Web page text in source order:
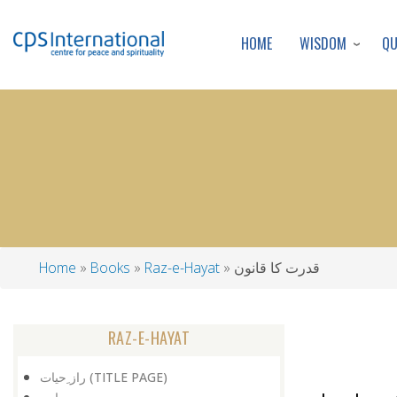
HOME WISDOM
Home Books Raz-e-Hayat قدرت کا قانون
RAZ-E-HAYAT
راز ِحیات (TITLE PAGE)